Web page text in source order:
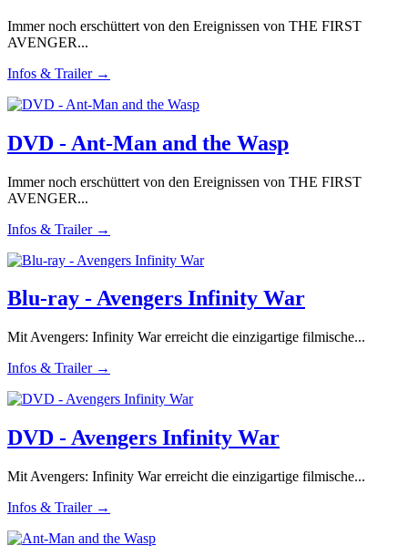
Immer noch erschüttert von den Ereignissen von THE FIRST
AVENGER...
Infos & Trailer →
DVD - Ant-Man and the Wasp
Immer noch erschüttert von den Ereignissen von THE FIRST
AVENGER...
Infos & Trailer →
Blu-ray - Avengers Infinity War
Mit Avengers: Infinity War erreicht die einzigartige filmische...
Infos & Trailer →
DVD - Avengers Infinity War
Mit Avengers: Infinity War erreicht die einzigartige filmische...
Infos & Trailer →